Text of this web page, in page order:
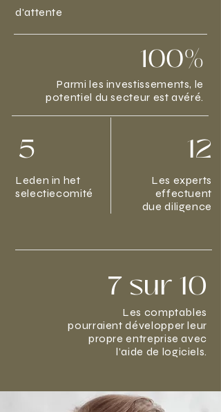
d'attente
100%
Parmi les investissements, le
potentiel du secteur est avéré.
12
5
Leden in het
selectiecomité
Les experts
effectuent
due diligence
7 sur 10
Les comptables
pourraient développer leur
propre entreprise avec
l’aide de logiciels.